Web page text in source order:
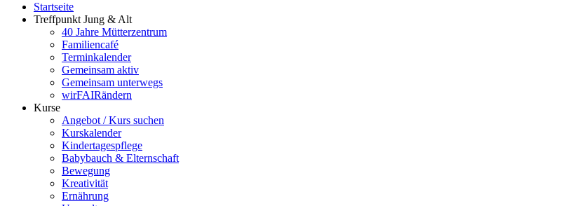
Startseite
Treffpunkt Jung & Alt
40 Jahre Mütterzentrum
Familiencafé
Terminkalender
Gemeinsam aktiv
Gemeinsam unterwegs
wirFAIRändern
Kurse
Angebot / Kurs suchen
Kurskalender
Kindertagespflege
Babybauch & Elternschaft
Bewegung
Kreativität
Ernährung